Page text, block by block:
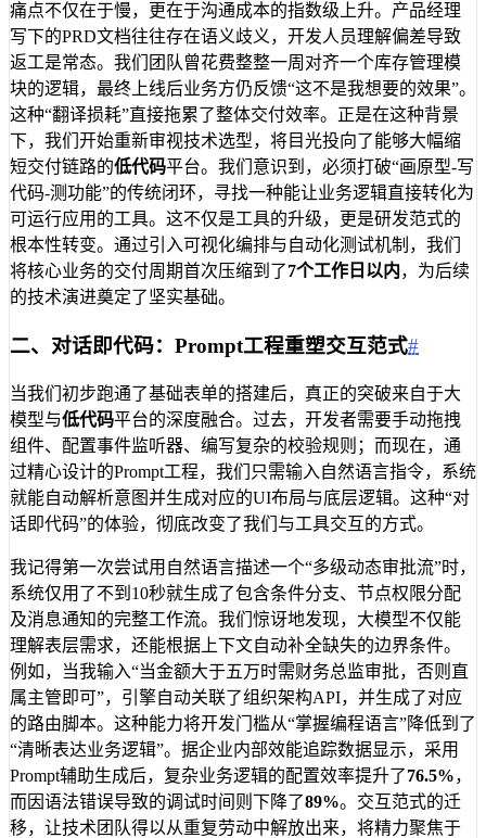
痛点不仅在于慢，更在于沟通成本的指数级上升。产品经理
写下的PRD文档往往存在语义歧义，开发人员理解偏差导致
返工是常态。我们团队曾花费整整一周对齐一个库存管理模
块的逻辑，最终上线后业务方仍反馈“这不是我想要的效果”。
这种“翻译损耗”直接拖累了整体交付效率。正是在这种背景
下，我们开始重新审视技术选型，将目光投向了能够大幅缩
短交付链路的低代码平台。我们意识到，必须打破“画原型-写
代码-测功能”的传统闭环，寻找一种能让业务逻辑直接转化为
可运行应用的工具。这不仅是工具的升级，更是研发范式的
根本性转变。通过引入可视化编排与自动化测试机制，我们
将核心业务的交付周期首次压缩到了7个工作日以内，为后续
的技术演进奠定了坚实基础。
二、对话即代码：Prompt工程重塑交互范式#
当我们初步跑通了基础表单的搭建后，真正的突破来自于大
模型与低代码平台的深度融合。过去，开发者需要手动拖拽
组件、配置事件监听器、编写复杂的校验规则；而现在，通
过精心设计的Prompt工程，我们只需输入自然语言指令，系统
就能自动解析意图并生成对应的UI布局与底层逻辑。这种“对
话即代码”的体验，彻底改变了我们与工具交互的方式。
我记得第一次尝试用自然语言描述一个“多级动态审批流”时，
系统仅用了不到10秒就生成了包含条件分支、节点权限分配
及消息通知的完整工作流。我们惊讶地发现，大模型不仅能
理解表层需求，还能根据上下文自动补全缺失的边界条件。
例如，当我输入“当金额大于五万时需财务总监审批，否则直
属主管即可”，引擎自动关联了组织架构API，并生成了对应
的路由脚本。这种能力将开发门槛从“掌握编程语言”降低到了
“清晰表达业务逻辑”。据企业内部效能追踪数据显示，采用
Prompt辅助生成后，复杂业务逻辑的配置效率提升了76.5%，
而因语法错误导致的调试时间则下降了89%。交互范式的迁
移，让技术团队得以从重复劳动中解放出来，将精力聚焦于